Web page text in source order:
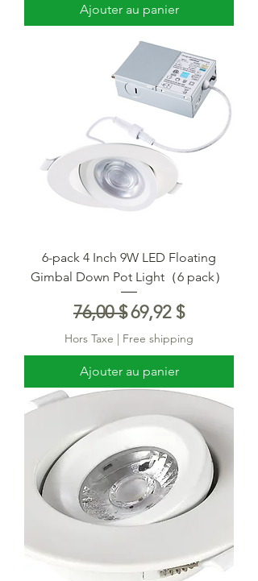
Ajouter au panier
6-pack 4 Inch 9W LED Floating
Gimbal Down Pot Light（6 pack）
Prix original
76,00 $Prix promotionnel
69,92 $
Hors Taxe | Free shipping
Ajouter au panier